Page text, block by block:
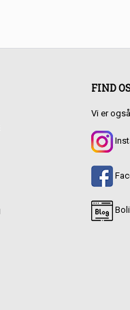
FIND
Vi er